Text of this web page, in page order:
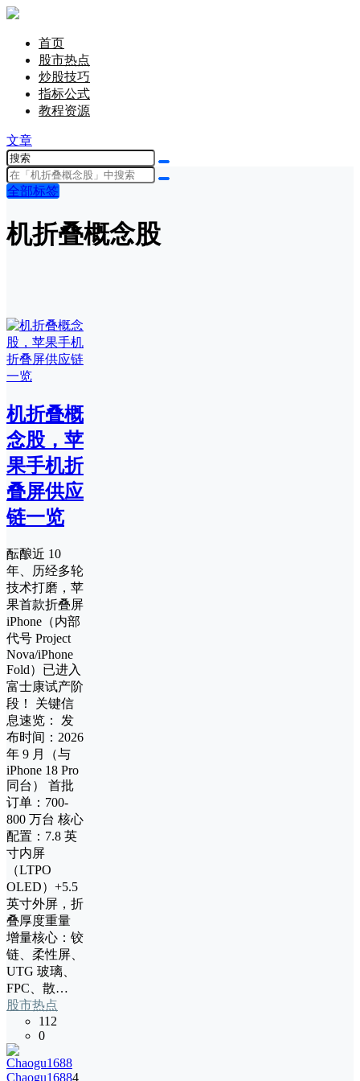
首页
股市热点
炒股技巧
指标公式
教程资源
文章
全部标签
机折叠概念股
机折叠概
念股，苹
果手机折
叠屏供应
链一览
酝酿近 10
年、历经多轮
技术打磨，苹
果首款折叠屏
iPhone（内部
代号 Project
Nova/iPhone
Fold）已进入
富士康试产阶
段！ 关键信
息速览： 发
布时间：2026
年 9 月（与
iPhone 18 Pro
同台） 首批
订单：700-
800 万台 核心
配置：7.8 英
寸内屏
（LTPO
OLED）+5.5
英寸外屏，折
叠厚度重量
增量核心：铰
链、柔性屏、
UTG 玻璃、
FPC、散…
股市热点
112
0
Chaogu16884